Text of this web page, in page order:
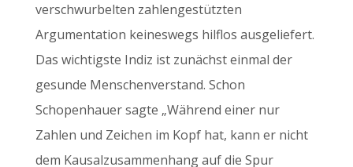
verschwurbelten zahlengestützten
Argumentation keineswegs hilflos ausgeliefert.
Das wichtigste Indiz ist zunächst einmal der
gesunde Menschenverstand. Schon
Schopenhauer sagte „Während einer nur
Zahlen und Zeichen im Kopf hat, kann er nicht
dem Kausalzusammenhang auf die Spur